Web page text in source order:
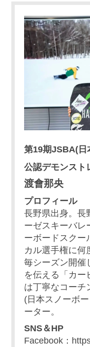
第19期JSBA(日
公認デモンスト
渡會那央
プロフィール
長野県出身。長
ーゼスキーバレ
ーボードスクー
カル選手権に何
毎シーズン開催
を伝える「カー
は丁寧なコーチ
(日本スノーボ
ーター。
SNS＆HP
Facebook：